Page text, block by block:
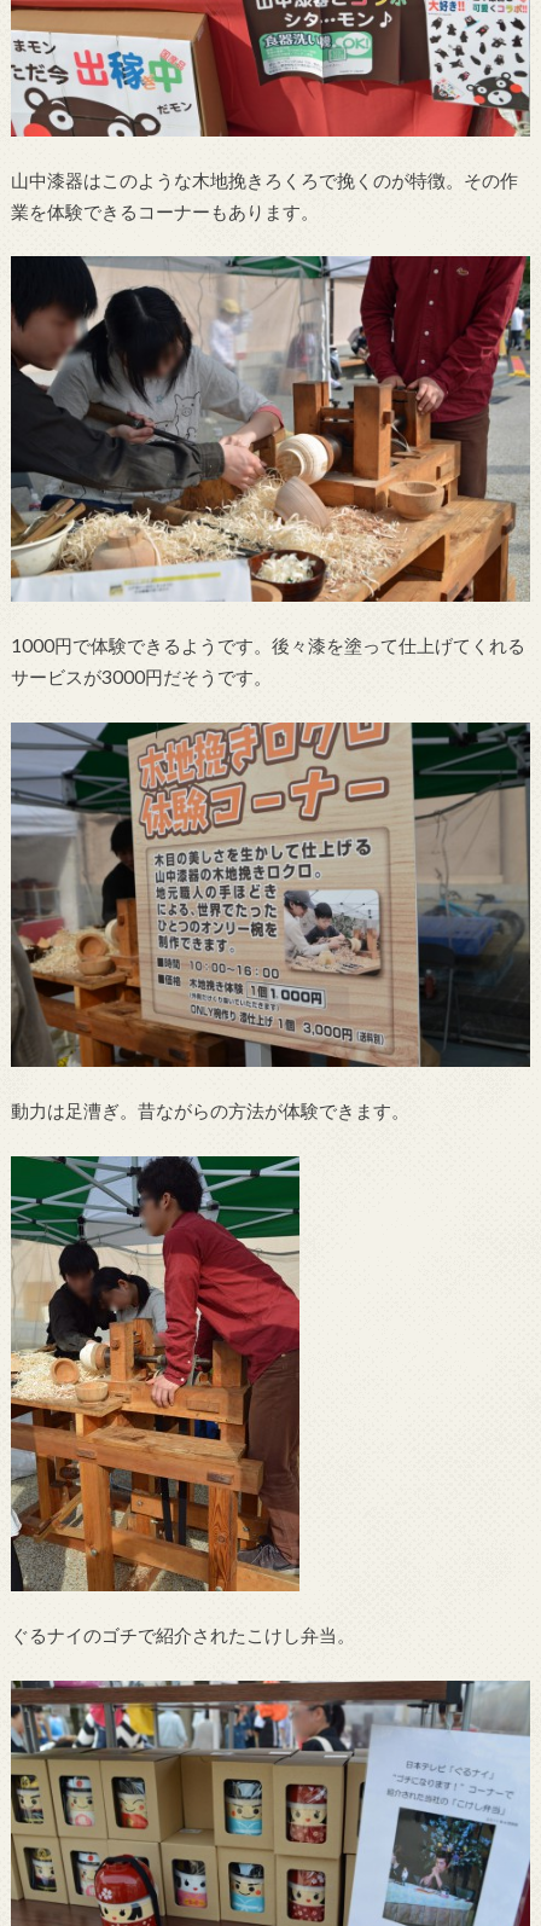
山中漆器はこのような木地挽きろくろで挽くのが特徴。その作
業を体験できるコーナーもあります。
1000円で体験できるようです。後々漆を塗って仕上げてくれる
サービスが3000円だそうです。
動力は足漕ぎ。昔ながらの方法が体験できます。
ぐるナイのゴチで紹介されたこけし弁当。